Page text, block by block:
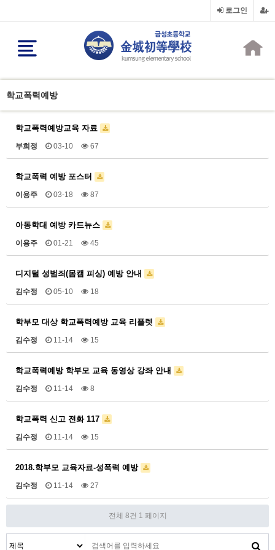
로그인
학교폭력예방
학교폭력예방교육 자료
부희정 03-10 67
학교폭력 예방 포스터
이용주 03-18 87
아동학대 예방 카드뉴스
이용주 01-21 45
디지털 성범죄(몸캠 피싱) 예방 안내
김수정 05-10 18
학부모 대상 학교폭력예방 교육 리플렛
김수정 11-14 15
학교폭력예방 학부모 교육 동영상 강좌 안내
김수정 11-14 8
학교폭력 신고 전화 117
김수정 11-14 15
2018.학부모 교육자료-성폭력 예방
김수정 11-14 27
전체 8건 1 페이지